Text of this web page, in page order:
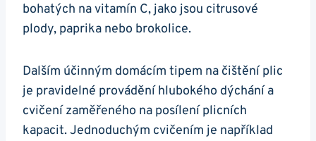
bohatých na vitamín C, jako jsou citrusové⁤
plody,​ paprika ⁤nebo brokolice.
Dalším ‌účinným domácím tipem ⁢na čištění plic⁣
je pravidelné provádění hlubokého dýchání a
cvičení zaměřeného na posílení plicních
kapacit. Jednoduchým cvičením je například‌